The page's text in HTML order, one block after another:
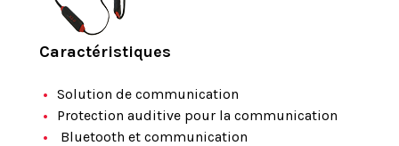
Caractéristiques
Solution de communication
Protection auditive pour la communication
Bluetooth et communication